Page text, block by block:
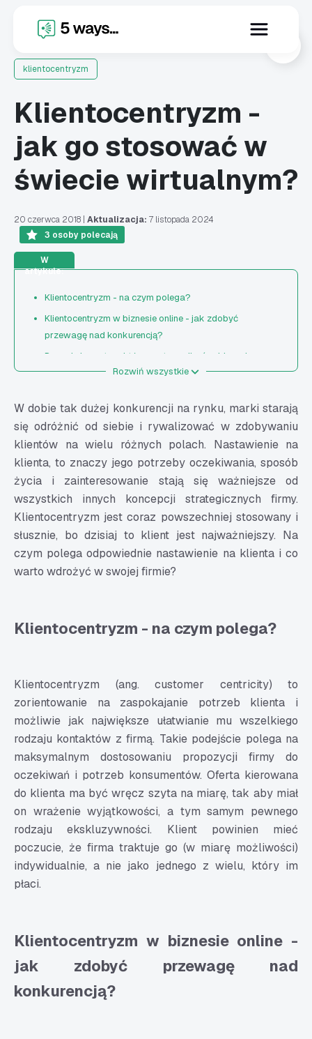
klientocentryzm
Klientocentryzm -
jak go stosować w
świecie wirtualnym?
20 czerwca 2018 Aktualizacja: 7 listopada 2024
3 osoby polecają
W
artykule:
Klientocentryzm - na czym polega?
Klientocentryzm w biznesie online - jak zdobyć
przewagę nad konkurencją?
Poznaj elementy, o które warto zadbać w biznesie
online, aby klient czuł się najważniejszy
Questions)
Formularz kontaktowy
Czat
Intuicyjny UX dla Twojej strony internetowej
Rozwiń wszystkie
W dobie tak dużej konkurencji na rynku, marki starają
się odróżnić od siebie i rywalizować w zdobywaniu
klientów na wielu różnych polach. Nastawienie na
klienta, to znaczy jego potrzeby oczekiwania, sposób
życia i zainteresowanie stają się ważniejsze od
wszystkich innych koncepcji strategicznych firmy.
Klientocentryzm jest coraz powszechniej stosowany i
słusznie, bo dzisiaj to klient jest najważniejszy. Na
czym polega odpowiednie nastawienie na klienta i co
warto wdrożyć w swojej firmie?
Klientocentryzm - na czym polega?
Klientocentryzm (ang. customer centricity) to
zorientowanie na zaspokajanie potrzeb klienta i
możliwie jak największe ułatwianie mu wszelkiego
rodzaju kontaktów z firmą. Takie podejście polega na
maksymalnym dostosowaniu propozycji firmy do
oczekiwań i potrzeb konsumentów. Oferta kierowana
do klienta ma być wręcz szyta na miarę, tak aby miał
on wrażenie wyjątkowości, a tym samym pewnego
rodzaju ekskluzywności. Klient powinien mieć
poczucie, że firma traktuje go (w miarę możliwości)
indywidualnie, a nie jako jednego z wielu, który im
płaci.
Klientocentryzm w biznesie online -
jak zdobyć przewagę nad
konkurencją?